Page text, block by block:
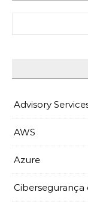
Advisory
AWS
Azure
Cibersegurança